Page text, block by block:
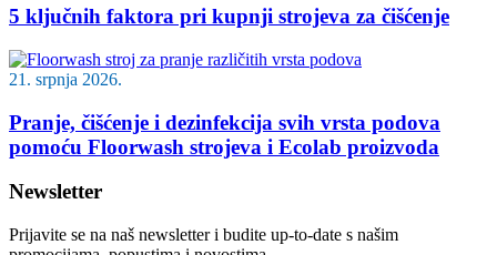
5 ključnih faktora pri kupnji strojeva za čišćenje
21. srpnja 2026.
Pranje, čišćenje i dezinfekcija svih vrsta podova
pomoću Floorwash strojeva i Ecolab proizvoda
Newsletter
Prijavite se na naš newsletter i budite up-to-date s našim